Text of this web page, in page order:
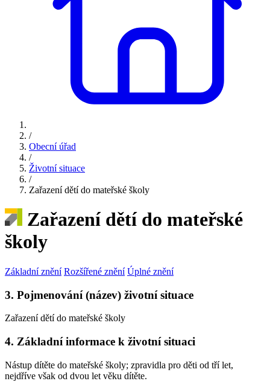
/
Obecní úřad
/
Životní situace
/
Zařazení dětí do mateřské školy
Zařazení dětí do mateřské
školy
Základní znění Rozšířené znění Úplné znění
3. Pojmenování (název) životní situace
Zařazení dětí do mateřské školy
4. Základní informace k životní situaci
Nástup dítěte do mateřské školy; zpravidla pro děti od tří let,
nejdříve však od dvou let věku dítěte.